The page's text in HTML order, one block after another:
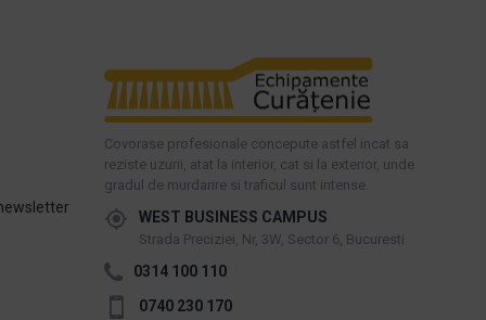
Covorase profesionale concepute astfel incat sa
reziste uzurii, atat la interior, cat si la exterior, unde
gradul de murdarire si traficul sunt intense.
WEST BUSINESS CAMPUS
Strada Preciziei, Nr, 3W, Sector 6, Bucuresti
0314 100 110
0740 230 170